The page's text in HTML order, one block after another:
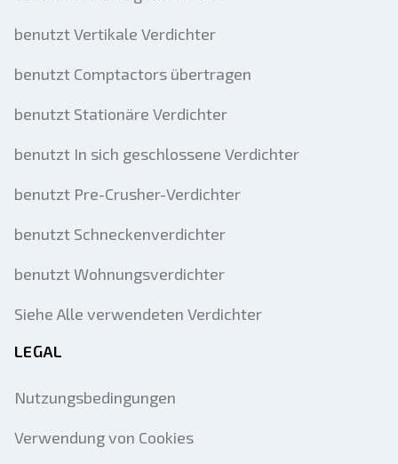
benutzt Vertikale Verdichter
benutzt Comptactors übertragen
benutzt Stationäre Verdichter
benutzt In sich geschlossene Verdichter
benutzt Pre-Crusher-Verdichter
benutzt Schneckenverdichter
benutzt Wohnungsverdichter
Siehe Alle verwendeten Verdichter
LEGAL
Nutzungsbedingungen
Verwendung von Cookies